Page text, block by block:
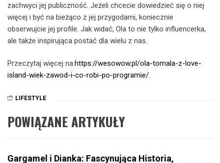
zachwyci jej publiczność. Jeżeli chcecie dowiedzieć się o niej
więcej i być na bieżąco z jej przygodami, koniecznie
obserwujcie jej profile. Jak widać, Ola to nie tylko influencerka,
ale także inspirująca postać dla wielu z nas.
Przeczytaj więcej na:https://wesowow.pl/ola-tomala-z-love-
island-wiek-zawod-i-co-robi-po-programie/.
LIFESTYLE
POWIĄZANE ARTYKUŁY
Gargamel i Dianka: Fascynująca Historia,